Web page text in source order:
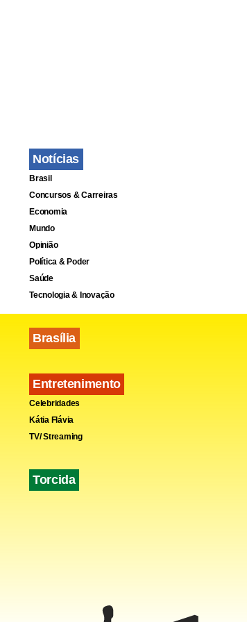
Notícias
Brasil
Concursos & Carreiras
Economia
Mundo
Opinião
Política & Poder
Saúde
Tecnologia & Inovação
Brasília
Entretenimento
Celebridades
Kátia Flávia
TV/ Streaming
Torcida